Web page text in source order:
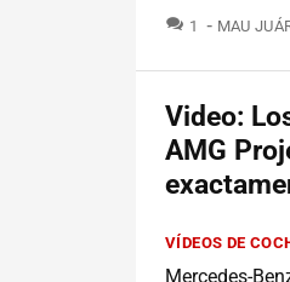
1 MAU
Video:
AMG
VÍDEOS DE
Mercedes-